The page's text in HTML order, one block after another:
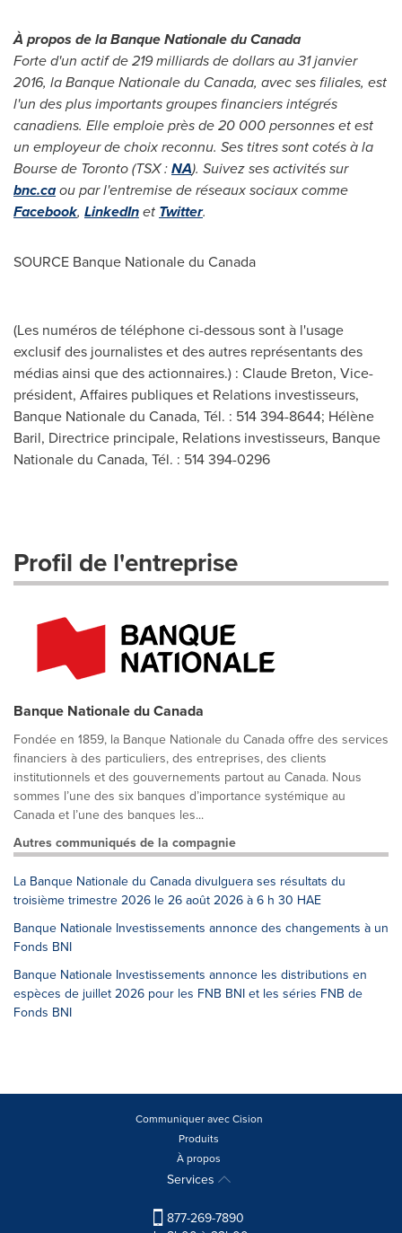
À propos de la Banque Nationale duCanada
Forte d'un actif de 219 milliards de dollars au 31 janvier
2016, la Banque Nationale du Canada, avec ses filiales, est
l'un des plus importants groupes financiers intégrés
canadiens. Elle emploie près de 20 000 personnes et est
un employeur de choix reconnu. Ses titres sont cotés à la
Bourse de Toronto(TSX :NA). Suivez ses activités sur
bnc.caou par l'entremise de réseaux sociaux comme
Facebook, LinkedInet Twitter.
SOURCE Banque Nationale du Canada
(Les numéros de téléphone ci-dessous sont à l'usage
exclusif des journalistes et des autres représentants des
médias ainsi que des actionnaires.) : Claude Breton, Vice-
président, Affaires publiques et Relations investisseurs,
Banque Nationale du Canada, Tél. : 514 394-8644; Hélène
Baril, Directrice principale, Relations investisseurs, Banque
Nationale du Canada, Tél. : 514 394-0296
Profil de l'entreprise
Banque Nationale du Canada
Fondée en 1859, la Banque Nationale du Canada offre des services
financiers à des particuliers, des entreprises, des clients
institutionnels et des gouvernements partout au Canada. Nous
sommes l’une des six banques d’importance systémique au
Canada et l’une des banques les...
Autres communiqués de la compagnie
La Banque Nationale du Canada divulguera ses résultats du
troisième trimestre 2026 le 26 août 2026 à 6 h 30 HAE
Banque Nationale Investissements annonce des changements à un
Fonds BNI
Banque Nationale Investissements annonce les distributions en
espèces de juillet 2026 pour les FNB BNI et les séries FNB de
Fonds BNI
Communiquer avec Cision
Produits
À propos
Services
877-269-7890